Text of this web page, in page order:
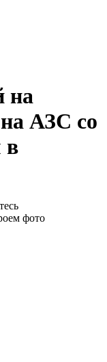
на
АЗС со
в
фото